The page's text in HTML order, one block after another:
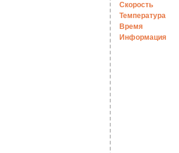
Скорость
Температура
Время
Информация